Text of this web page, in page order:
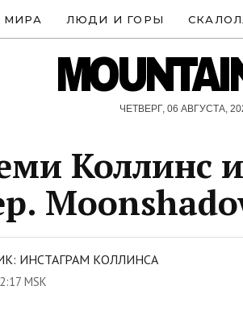
МИРА ЛЮДИ И ГОРЫ
ЧЕТВЕРГ, 06 АВГУСТА,
Коллинс
ИНСТАГРАМ КОЛЛИНСА
MSK